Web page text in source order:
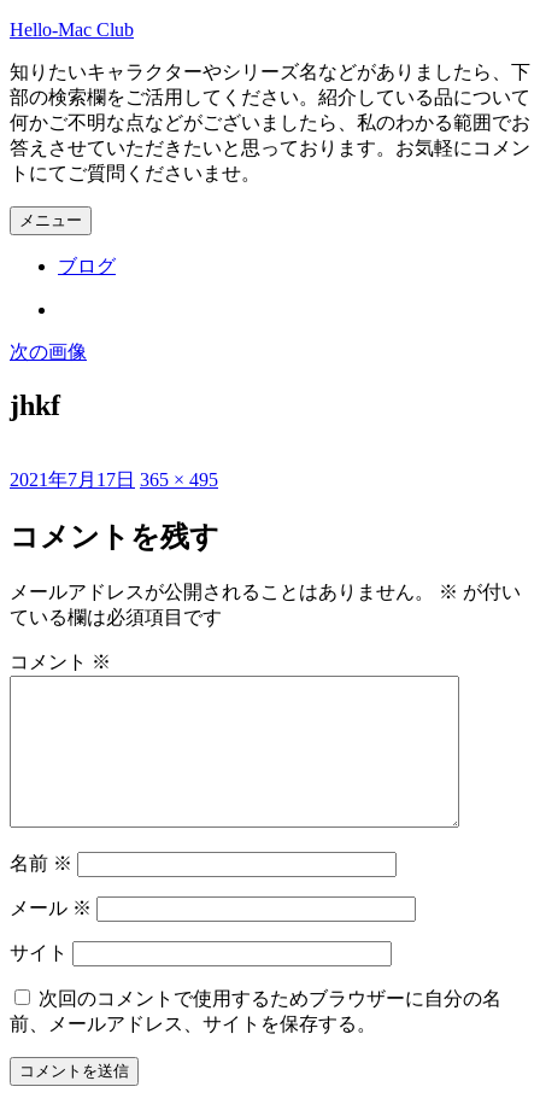
コ
テ
ン
ツ
へ
ス
キ
ッ
Hello-Mac Club
知りたいキャラクターやシリーズ名などがありましたら、下
部の検索欄をご活用してください。紹介している品について
何かご不明な点などがございましたら、私のわかる範囲でお
答えさせていただきたいと思っております。お気軽にコメン
トにてご質問くださいませ。
メニュー
ブログ
次の画像
jhkf
投
日:
2021年7月17日 フ
サ
イ
365 × 495
コメントを残す
メールアドレスが公開されることはありません。 ※ が付い
ている欄は必須項目です
コメント ※
名前 ※
メール ※
サイト
次回のコメントで使用するためブラウザーに自分の名
前、メールアドレス、サイトを保存する。